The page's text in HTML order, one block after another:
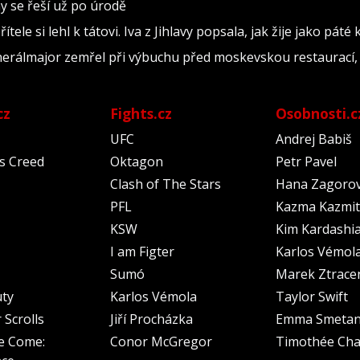
se řeší už po úrodě
si lehl k tátovi. Iva z Jihlavy popsala, jak žije jako páté
zemřel při výbuchu před moskevskou
Creed
Scrolls
Come:
Fights.cz
UFC
Oktagon
Clash of The Stars
PFL
KSW
I am Figter
Sumó
Karlos Vémola
Jiří Procházka
Conor McGregor
Andrej Babiš
Petr Pavel
Hana
Kazma
Kim
Karlos
Marek
Taylor Swift
Emma
Timothée